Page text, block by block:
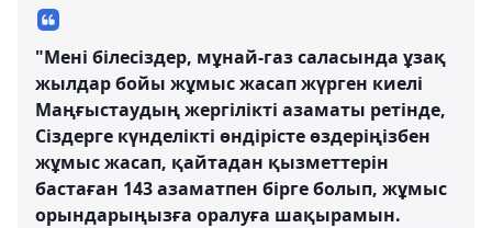
"Мені білесіздер, мұнай-газ саласында ұзақ
жылдар бойы жұмыс жасап жүрген киелі
Маңғыстаудың жергілікті азаматы ретінде,
Сіздерге күнделікті өндірісте өздеріңізбен
жұмыс жасап, қайтадан қызметтерін
бастаған 143 азаматпен бірге болып, жұмыс
орындарыңызға оралуға шақырамын.